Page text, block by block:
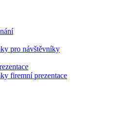
pro návštěvníky
firemní prezentace